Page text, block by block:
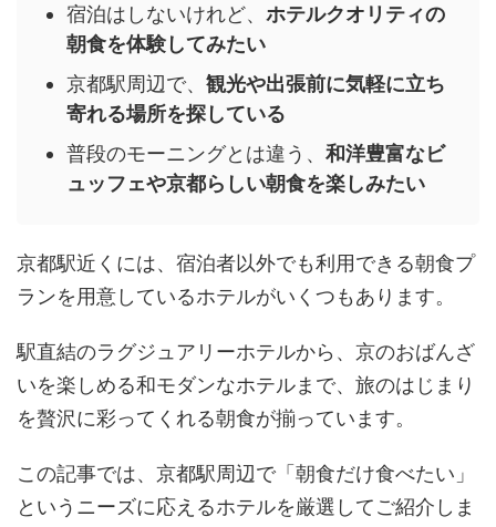
宿泊はしないけれど、 ホテルクオリティの
朝食を体験してみたい
京都駅周辺で、 観光や出張前に気軽に立ち
寄れる場所を探している
普段のモーニングとは違う、 和洋豊富なビ
ュッフェや京都らしい朝食を楽しみたい
京都駅近くには、宿泊者以外でも利用できる朝食プ
ランを用意しているホテルがいくつもあります。
駅直結のラグジュアリーホテルから、京のおばんざ
いを楽しめる和モダンなホテルまで、旅のはじまり
を贅沢に彩ってくれる朝食が揃っています。
この記事では、京都駅周辺で「朝食だけ食べたい」
というニーズに応えるホテルを厳選してご紹介しま